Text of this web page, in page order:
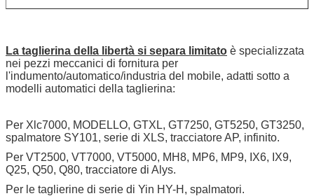
La taglierina della libertà si separa limitato è specializzata
nei pezzi meccanici di fornitura per
l'indumento/automatico/industria del mobile, adatti sotto a
modelli automatici della taglierina:
Per Xlc7000, MODELLO, GTXL, GT7250, GT5250, GT3250,
spalmatore SY101, serie di XLS, tracciatore AP, infinito.
Per VT2500, VT7000, VT5000, MH8, MP6, MP9, IX6, IX9,
Q25, Q50, Q80, tracciatore di Alys.
Per le taglierine di serie di Yin HY-H, spalmatori.